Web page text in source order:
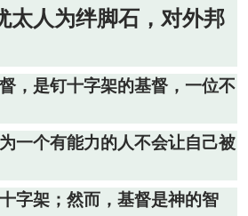
太人为绊脚石，对外邦
，是钉十字架的基督，一位不
一个有能力的人不会让自己被
字架；然而，基督是神的智